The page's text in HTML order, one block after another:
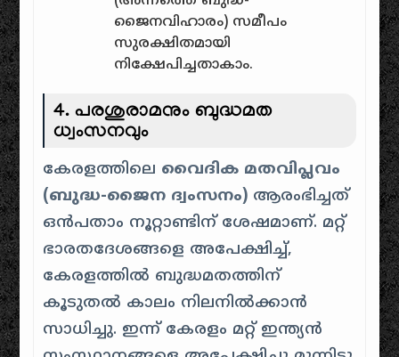
ജൈനവിഹാരം) സമീപം
സുരക്ഷിതമായി
നിക്ഷേപിച്ചതാകാം.
4. പരശുരാമനും ബുദ്ധമത
ധ്വംസനവും
കേരളത്തിലെ വൈദിക മതവിപ്ലവം
(ബുദ്ധ-ജൈന ദ്വംസനം) ആരംഭിച്ചത്
ഒൻപതാം നൂറ്റാണ്ടിന് ശേഷമാണ്. മറ്റ്
ഭാരതദേശങ്ങളെ അപേക്ഷിച്ച്,
കേരളത്തിൽ ബുദ്ധമതത്തിന്
കൂടുതൽ കാലം നിലനിൽക്കാൻ
സാധിച്ചു. ഇന്ന് കേരളം മറ്റ് ഇന്ത്യൻ